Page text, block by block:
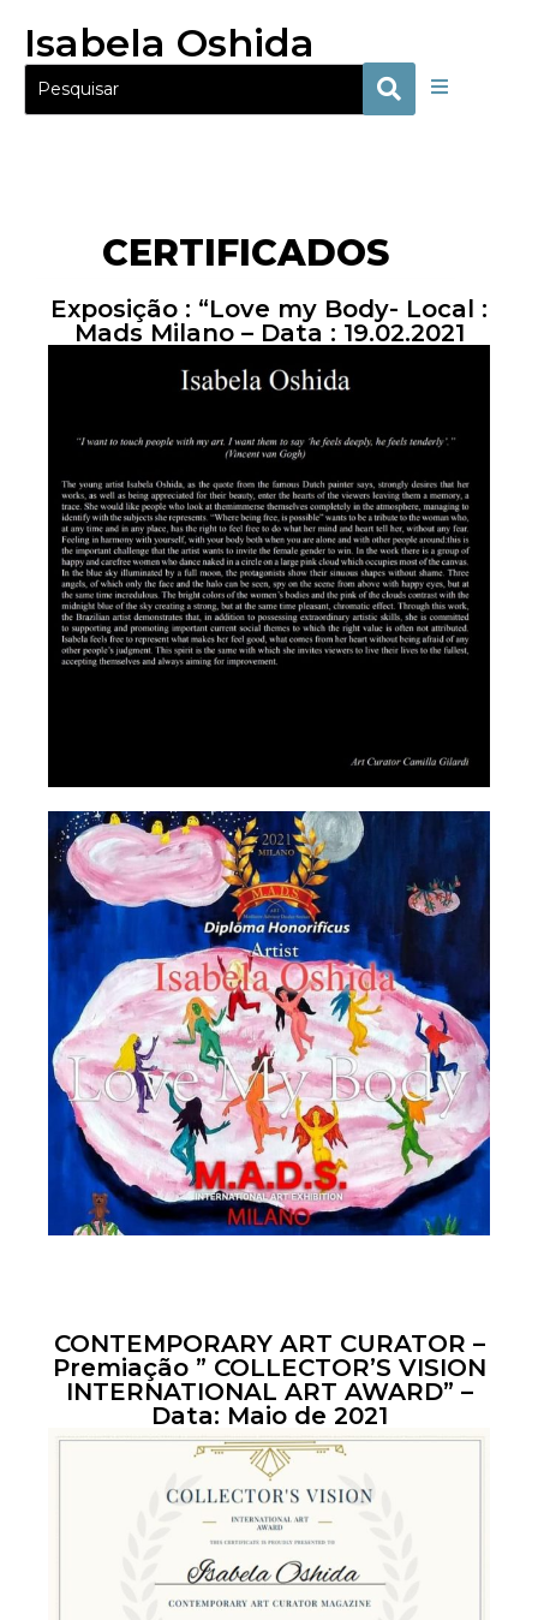
Isabela Oshida
CERTIFICADOS
Exposição : “Love my Body- Local :
Mads Milano – Data : 19.02.2021
CONTEMPORARY ART CURATOR –
Premiação ” COLLECTOR’S VISION
INTERNATIONAL ART AWARD” –
Data: Maio de 2021